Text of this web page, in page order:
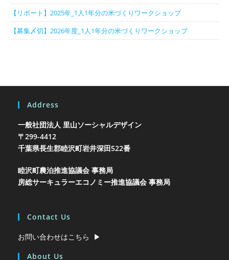
【リポート】2025年_1人1年分の米づくりワークショップ
【募集〆切】2026年度_1人1年分の米づくりワークショップ
Address
一般社団法人 里山ソーシャルデザイン
〒299-4412
千葉県長生郡睦沢町岩井深田522番
睦沢町農泊推進協議会 事務局
房総サーキュラーエコノミー推進協議会 事務局
Contact Us
お問い合わせはこちら ▶︎
About Us